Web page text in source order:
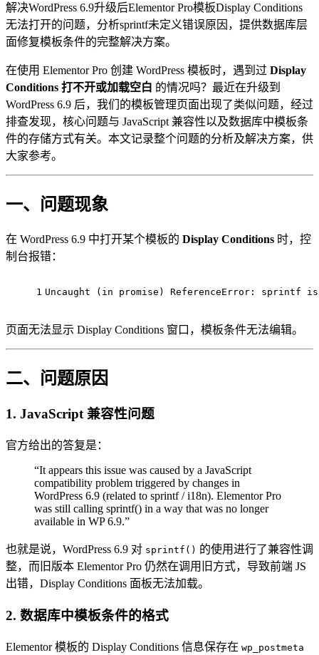
解决WordPress 6.9升级后Elementor Pro模板Display Conditions
无法打开的问题，分析sprintf未定义错误原因，提供数据库层
面修复模板条件的完整解决方案。
在使用 Elementor Pro 创建 WordPress 模板时，遇到过 Display
Conditions 打不开或加载空白 的情况吗？最近在升级到
WordPress 6.9 后，我们的模板管理页面出现了类似问题，经过
排查发现，核心问题与 JavaScript 兼容性以及数据库中模板条
件的存储方式有关。本文记录整个问题的分析及解决方案，供
大家参考。
一、问题现象
在 WordPress 6.9 中打开某个模板的 Display Conditions 时，控
制台报错：
1 Uncaught (in promise) ReferenceError: sprintf
页面无法显示 Display Conditions 窗口，模板条件无法编辑。
二、问题原因
1. JavaScript 兼容性问题
官方给出的答复是：
“It appears this issue was caused by a JavaScript
compatibility problem triggered by changes in
WordPress 6.9 (related to sprintf / i18n). Elementor Pro
was still calling sprintf() in a way that was no longer
available in WP 6.9.”
也就是说，WordPress 6.9 对 sprintf() 的使用进行了兼容性调
整，而旧版本 Elementor Pro 仍然在调用旧方式，导致前端 JS
出错，Display Conditions 面板无法加载。
2. 数据库中模板条件的格式
Elementor 模板的 Display Conditions 信息保存在 wp_postmeta